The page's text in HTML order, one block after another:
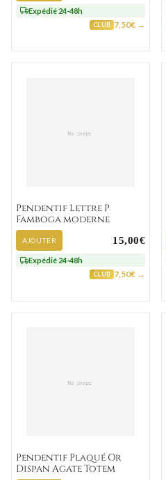
Expédié 24-48h
CLUB 7,50€ →
Pendentif Lettre P
Famboga moderne
AJOUTER 15,00€
Expédié 24-48h
CLUB 7,50€ →
Pendentif Plaqué Or
Dispan Agate Totem